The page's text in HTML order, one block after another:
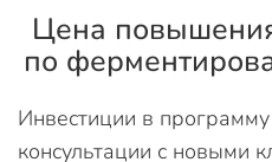
Цена
по
Инвестиции в
консультации с новыми